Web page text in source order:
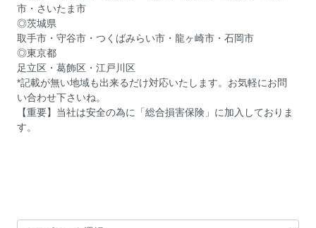
市・ さいたま市
◎茨城県
取手市・守谷市・つくばみらい市・龍ヶ崎市 ・石岡市
◎東京都
足立区・葛飾区・江戸川区
*記載が無い地域も出来るだけ対応いたします。お気軽にお問
い合わせ下さいね。
【重要】当社は安全の為に「総合損害保険」に加入しておりま
す。